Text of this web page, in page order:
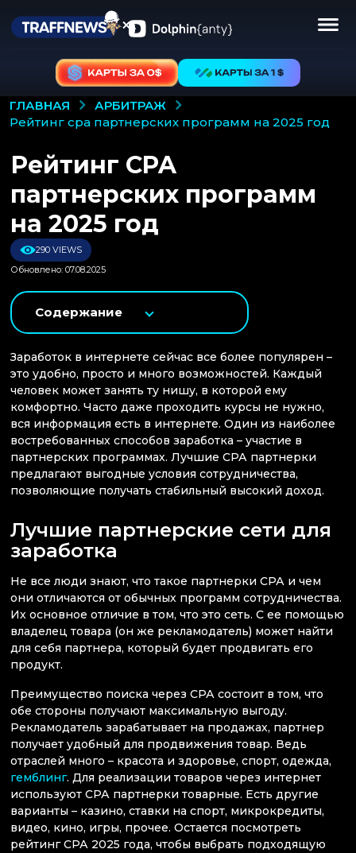
ГЛАВНАЯ
АРБИТРАЖ
рейтинг cpa партнерских программ на 2025 год
Рейтинг CPA
партнерских программ
на 2025 год
290 VIEWS
Обновлено: 07.08.2025
Содержание
Заработок в интернете сейчас все более популярен –
это удобно, просто и много возможностей. Каждый
человек может занять ту нишу, в которой ему
комфортно. Часто даже проходить курсы не нужно,
вся информация есть в интернете. Один из наиболее
востребованных способов заработка – участие в
партнерских программах. Лучшие СРА партнерки
предлагают выгодные условия сотрудничества,
позволяющие получать стабильный высокий доход.
Лучшие партнерские сети для
заработка
Не все люди знают, что такое партнерки СРА и чем
они отличаются от обычных программ сотрудничества.
Их основное отличие в том, что это сеть. С ее помощью
владелец товара (он же рекламодатель) может найти
для себя партнера, который будет продвигать его
продукт.
Преимущество поиска через СРА состоит в том, что
обе стороны получают максимальную выгоду.
Рекламодатель зарабатывает на продажах, партнер
получает удобный для продвижения товар. Ведь
отраслей много – красота и здоровье, спорт, одежда,
гемблинг. Для реализации товаров через интернет
используют СРА партнерки товарные. Есть другие
варианты – казино, ставки на спорт, микрокредиты,
видео, кино, игры, прочее. Остается посмотреть
рейтинг СРА 2025 года, чтобы выбрать подходящую